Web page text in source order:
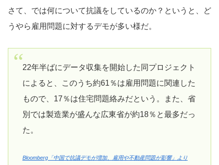
さて、では何について抗議をしているのか？というと、ど
うやら雇用問題に対するデモが多い様だ。
22年半ばにデータ収集を開始した同プロジェクト
によると、このうち約61％は雇用問題に関連した
もので、17％は住宅問題絡みだという。また、省
別では製造業が盛んな広東省が約18％と最多だっ
た。
Bloomberg「中国で抗議デモが増加、雇用や不動産問題が影響」より